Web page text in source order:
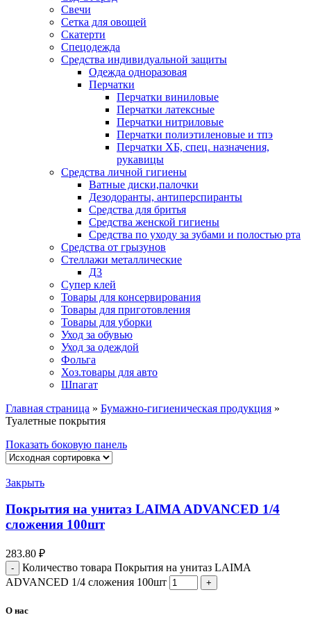
Свечи
Сетка для овощей
Скатерти
Спецодежда
Средства индивидуальной защиты
Одежда одноразовая
Перчатки
Перчатки виниловые
Перчатки латексные
Перчатки нитриловые
Перчатки полиэтиленовые и тпэ
Перчатки ХБ, спец. назначения,
рукавицы
Средства личной гигиены
Ватные диски,палочки
Дезодоранты, антиперспиранты
Средства для бритья
Средства женской гигиены
Средства по уходу за зубами и полостью рта
Средства от грызунов
Стеллажи металлические
Д3
Супер клей
Товары для консервирования
Товары для приготовления
Товары для уборки
Уход за обувью
Уход за одеждой
Фольга
Хоз.товары для авто
Шпагат
Главная страница » Бумажно-гигиеническая продукция »
Туалетные покрытия
Показать боковую панель
Закрыть
Покрытия на унитаз LAIMA ADVANCED 1/4
сложения 100шт
283.80 ₽
Количество товара Покрытия на унитаз LAIMA
ADVANCED 1/4 сложения 100шт
О нас